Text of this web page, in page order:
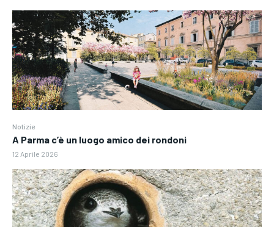
Notizie
A Parma c’è un luogo amico dei rondoni
12 Aprile 2026